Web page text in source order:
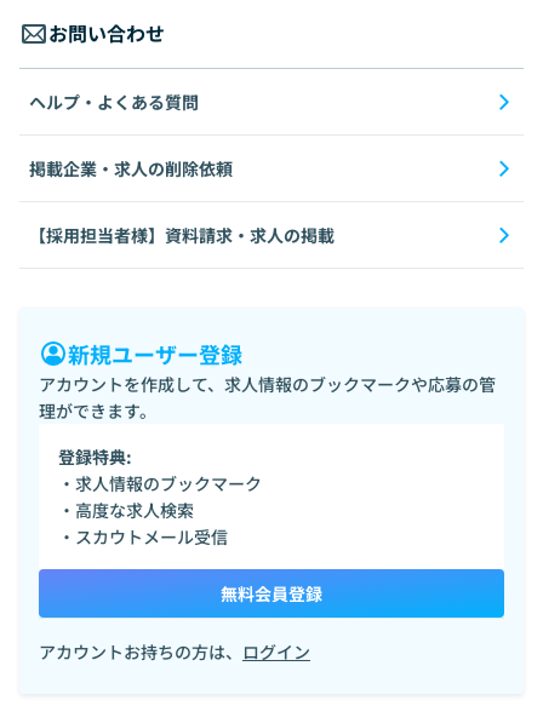
お問い合わせ
ヘルプ・よくある質問
掲載企業・求人の削除依頼
【採用担当者様】資料請求・求人の掲載
新規ユーザー登録
アカウントを作成して、求人情報のブックマークや応募の管
理ができます。
登録特典:
・求人情報のブックマーク
・高度な求人検索
・スカウトメール受信
無料会員登録
アカウントお持ちの方は、 ログイン